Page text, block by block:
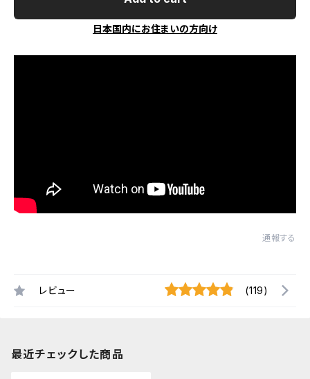
日本国内にお住まいの方向け
通報する
レビュー (119)
最近チェックした商品